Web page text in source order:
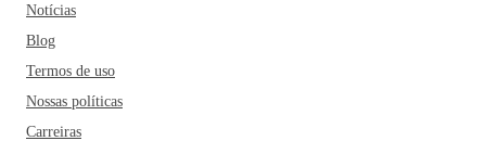
Notícias
Blog
Termos de uso
Nossas políticas
Carreiras